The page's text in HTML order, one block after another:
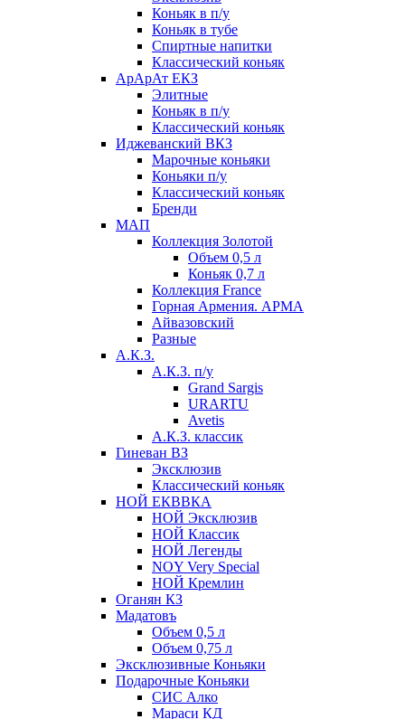
Коньяк в п/у
Коньяк в тубе
Спиртные напитки
Классический коньяк
АрАрАт ЕКЗ
Элитные
Коньяк в п/у
Классический коньяк
Иджеванский ВКЗ
Марочные коньяки
Коньяки п/у
Классический коньяк
Бренди
МАП
Коллекция Золотой
Объем 0,5 л
Коньяк 0,7 л
Коллекция France
Горная Армения. АРМА
Айвазовский
Разные
А.К.З.
А.К.З. п/у
Grand Sargis
URARTU
Avetis
А.К.З. классик
Гиневан ВЗ
Эксклюзив
Классический коньяк
НОЙ ЕКВВКА
НОЙ Эксклюзив
НОЙ Классик
НОЙ Легенды
NOY Very Speсial
НОЙ Кремлин
Оганян КЗ
Мадатовъ
Объем 0,5 л
Объем 0,75 л
Эксклюзивные Коньяки
Подарочные Коньяки
СИС Алко
Мараси КД